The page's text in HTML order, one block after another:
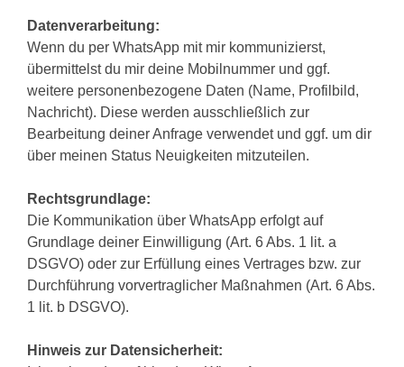
Datenverarbeitung:
Wenn du per WhatsApp mit mir kommunizierst,
übermittelst du mir deine Mobilnummer und ggf.
weitere personenbezogene Daten (Name, Profilbild,
Nachricht). Diese werden ausschließlich zur
Bearbeitung deiner Anfrage verwendet und ggf. um dir
über meinen Status Neuigkeiten mitzuteilen.
Rechtsgrundlage:
Die Kommunikation über WhatsApp erfolgt auf
Grundlage deiner Einwilligung (Art. 6 Abs. 1 lit. a
DSGVO) oder zur Erfüllung eines Vertrages bzw. zur
Durchführung vorvertraglicher Maßnahmen (Art. 6 Abs.
1 lit. b DSGVO).
Hinweis zur Datensicherheit: